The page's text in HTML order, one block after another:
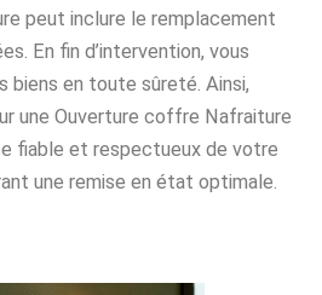
peut inclure le remplacement
En fin d’intervention, vous
biens en toute sûreté. Ainsi,
une Ouverture coffre Nafraiture
fiable et respectueux de votre
une remise en état optimale.